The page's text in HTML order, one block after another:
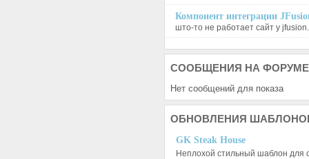
Компонент интеграции
што-то не работает сайт у
СООБЩЕНИЯ НА ФОРУМЕ
Нет сообщений для показа
ОБНОВЛЕНИЯ
GK Steak House
Неплохой стильный шаблон для